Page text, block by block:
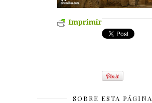
Imprimir
SOBRE ESTA PÁGINA